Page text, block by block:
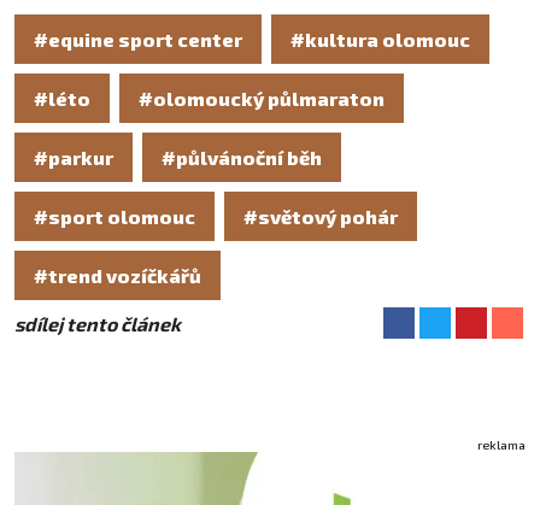
#equine sport center #kultura olomouc
#léto #olomoucký půlmaraton
#parkur #půlvánoční běh
#sport olomouc #světový pohár
#trend vozíčkářů
sdílej tento článek
reklama